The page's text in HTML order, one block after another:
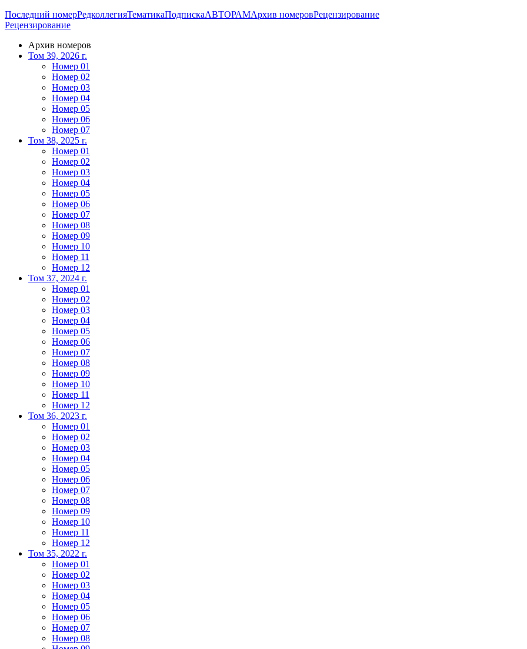
Последний номерРедколлегияТематикаПодпискаАВТОРАМАрхив номеровРецензирование
Рецензирование
Архив номеров
Том 39, 2026 г.
Номер 01
Номер 02
Номер 03
Номер 04
Номер 05
Номер 06
Номер 07
Том 38, 2025 г.
Номер 01
Номер 02
Номер 03
Номер 04
Номер 05
Номер 06
Номер 07
Номер 08
Номер 09
Номер 10
Номер 11
Номер 12
Том 37, 2024 г.
Номер 01
Номер 02
Номер 03
Номер 04
Номер 05
Номер 06
Номер 07
Номер 08
Номер 09
Номер 10
Номер 11
Номер 12
Том 36, 2023 г.
Номер 01
Номер 02
Номер 03
Номер 04
Номер 05
Номер 06
Номер 07
Номер 08
Номер 09
Номер 10
Номер 11
Номер 12
Том 35, 2022 г.
Номер 01
Номер 02
Номер 03
Номер 04
Номер 05
Номер 06
Номер 07
Номер 08